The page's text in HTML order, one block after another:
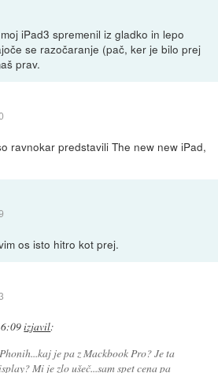
iPad3 spremenil iz gladko in lepo
se razočaranje (pač, ker je bilo prej
prav.
ravnokar predstavili The new new iPad,
os isto hitro kot prej.
izjavil:
je pa z Mackbook Pro? Je ta
Mi je zlo ušeč...sam spet cena pa